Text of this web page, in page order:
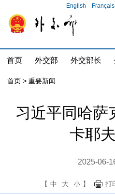
English Français
首页 外交部 外交部长
首页 > 重要新闻
习近平同哈萨
卡耶
2025-06-
【 中 大 小 】 打